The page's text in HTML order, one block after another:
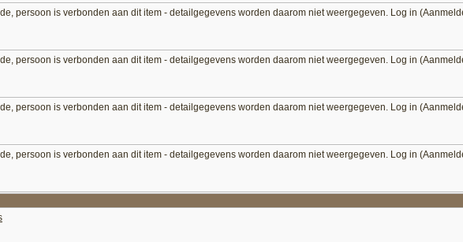
persoon is verbonden aan dit item - detailgegevens worden daarom niet weergegeven. Log in
persoon is verbonden aan dit item - detailgegevens worden daarom niet weergegeven. Log in
persoon is verbonden aan dit item - detailgegevens worden daarom niet weergegeven. Log in
persoon is verbonden aan dit item - detailgegevens worden daarom niet weergegeven. Log in